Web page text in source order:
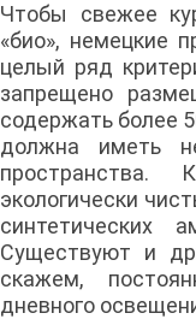
Чтобы свежее
«био», немецкие
целый ряд
запрещено
содержать более
должна иметь
пространства.
экологически
синтетических
Существуют и
скажем,
дневного